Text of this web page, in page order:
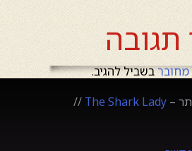
תגובה
מחוברבשביל להגיב.
–
The Shark Lady
//